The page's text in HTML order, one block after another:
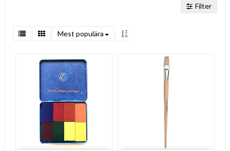
Filter
Mest populära